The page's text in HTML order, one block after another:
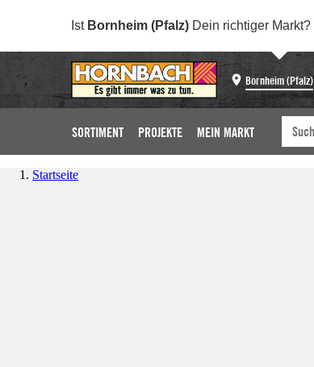
Ist Bornheim (Pfalz) Dein richtiger Markt?
Bornheim (Pfalz)
SORTIMENT PROJEKTE MEIN MARKT
Startseite